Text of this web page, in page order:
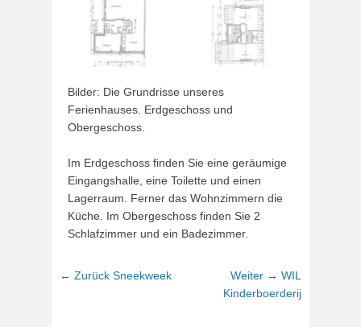
Bilder: Die Grundrisse unseres
Ferienhauses. Erdgeschoss und
Obergeschoss.
Im Erdgeschoss finden Sie eine geräumige
Eingangshalle, eine Toilette und einen
Lagerraum. Ferner das Wohnzimmern die
Küche. Im Obergeschoss finden Sie 2
Schlafzimmer und ein Badezimmer.
Beitragsnavigation
← Zurück Vorhergehender
Sneekweek Weiter → Nächster
Beitrag:
WIL
Kinderboerderij